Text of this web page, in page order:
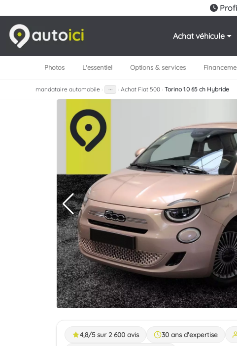
Achat véhicule
Photos L'essentiel Options & services
mandataire automobile › ··· › Achat Fiat 500 › Torino 1.0 65 ch Hybride
4,8/5 sur 2 600 avis 30 ans d'expertise